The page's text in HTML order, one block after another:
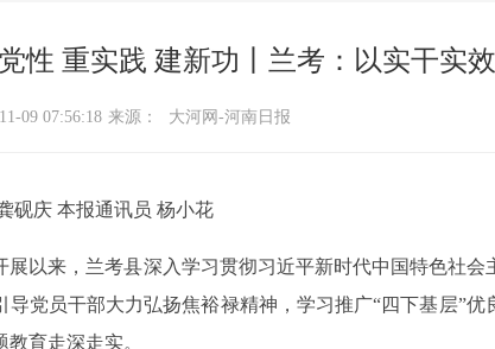
性 重实践 建新功丨兰考：以实干实
09 07:56:18 来源： 大河网-河南日报
砚庆 本报通讯员 杨小花
展以来，兰考县深入学习贯彻习近平新时代中国特色社
导党员干部大力弘扬焦裕禄精神，学习推广“四下基层”
育走深走实。